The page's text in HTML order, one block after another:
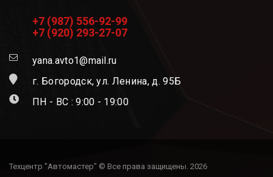
+7 (987) 556-92-99
+7 (920) 293-27-07
yana.avto1@mail.ru
г. Богородск, ул. Ленина, д. 95Б
ПН - ВС : 9:00 - 19:00
Техцентр "Автомастер" © Все права защищены. 2026